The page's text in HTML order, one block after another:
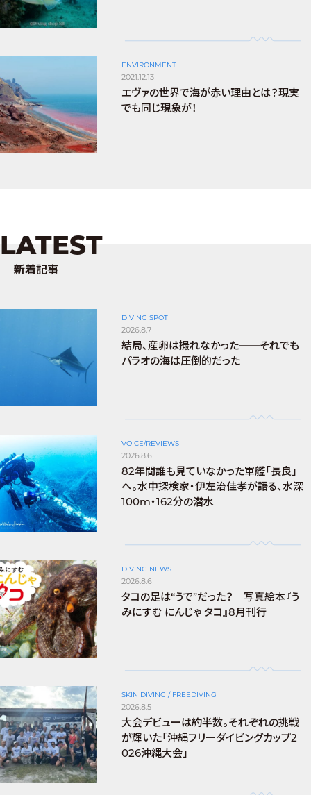
ENVIRONMENT
2021.12.13
エヴァの世界で海が赤い理由とは？現実
でも同じ現象が！
LATEST
新着記事
DIVING SPOT
2026.8.7
結局、産卵は撮れなかった──それでも
パラオの海は圧倒的だった
VOICE/REVIEWS
2026.8.6
82年間誰も見ていなかった軍艦「長良」
へ。水中探検家・伊左治佳孝が語る、水深
100m・162分の潜水
DIVING NEWS
2026.8.6
タコの足は“うで”だった？ 写真絵本『う
みにすむ にんじゃ タコ』8月刊行
SKIN DIVING / FREEDIVING
2026.8.5
大会デビューは約半数。それぞれの挑戦
が輝いた「沖縄フリーダイビングカップ2
026沖縄大会」